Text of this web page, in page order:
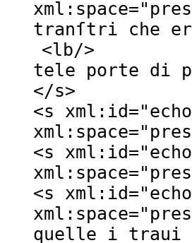
xml:space="
tranſtri che
<lb/>
tele porte di
</s>
<s xml:id="
xml:space="
<s xml:id="
xml:space="
<s xml:id="
xml:space="
quelle i traui